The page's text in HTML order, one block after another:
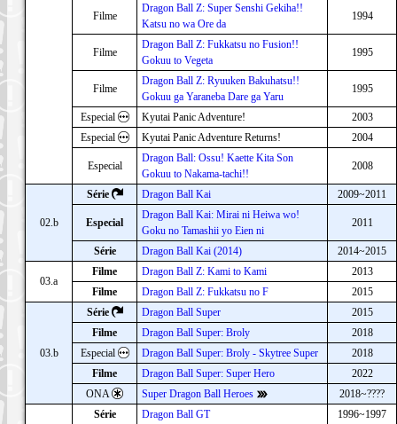
Filme
Dragon Ball Z: Super Senshi Gekiha!!
Katsu no wa Ore da
1994
Filme
Dragon Ball Z: Fukkatsu no Fusion!!
Gokuu to Vegeta
1995
Filme
Dragon Ball Z: Ryuuken Bakuhatsu!!
Gokuu ga Yaraneba Dare ga Yaru
1995
Especial Kyutai Panic Adventure!
2003
Especial
Kyutai Panic Adventure Returns! 2004
Especial
Dragon Ball: Ossu! Kaette Kita Son
Gokuu to Nakama-tachi!!
2008
02.b
Série Dragon Ball Kai 2009~2011
Especial
Dragon Ball Kai: Mirai ni Heiwa wo!
Goku no Tamashii yo Eien ni
2011
Série Dragon Ball Kai (2014) 2014~2015
03.a
Filme Dragon Ball Z: Kami to Kami
2013
Filme
Dragon Ball Z: Fukkatsu no F 2015
03.b
Série Dragon Ball Super
2015
Filme
Dragon Ball Super: Broly
2018
Especial
Dragon Ball Super: Broly - Skytree Super
2018
Filme
Dragon Ball Super: Super Hero
2022
ONA
Super Dragon Ball Heroes 2018~????
Série Dragon Ball GT 1996~1997